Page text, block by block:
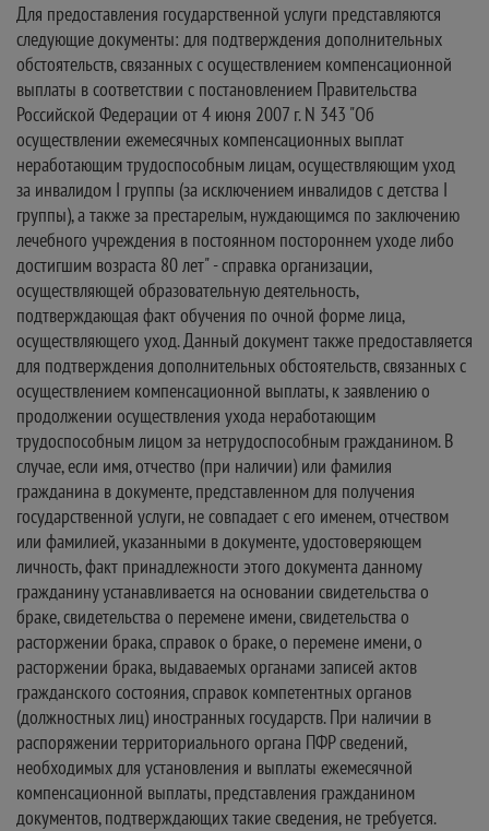
Для предоставления государственной услуги представляются
следующие документы: для подтверждения дополнительных
обстоятельств, связанных с осуществлением компенсационной
выплаты в соответствии с постановлением Правительства
Российской Федерации от 4 июня 2007 г. N 343 "Об
осуществлении ежемесячных компенсационных выплат
неработающим трудоспособным лицам, осуществляющим уход
за инвалидом I группы (за исключением инвалидов с детства I
группы), а также за престарелым, нуждающимся по заключению
лечебного учреждения в постоянном постороннем уходе либо
достигшим возраста 80 лет" - справка организации,
осуществляющей образовательную деятельность,
подтверждающая факт обучения по очной форме лица,
осуществляющего уход. Данный документ также предоставляется
для подтверждения дополнительных обстоятельств, связанных с
осуществлением компенсационной выплаты, к заявлению о
продолжении осуществления ухода неработающим
трудоспособным лицом за нетрудоспособным гражданином. В
случае, если имя, отчество (при наличии) или фамилия
гражданина в документе, представленном для получения
государственной услуги, не совпадает с его именем, отчеством
или фамилией, указанными в документе, удостоверяющем
личность, факт принадлежности этого документа данному
гражданину устанавливается на основании свидетельства о
браке, свидетельства о перемене имени, свидетельства о
расторжении брака, справок о браке, о перемене имени, о
расторжении брака, выдаваемых органами записей актов
гражданского состояния, справок компетентных органов
(должностных лиц) иностранных государств. При наличии в
распоряжении территориального органа ПФР сведений,
необходимых для установления и выплаты ежемесячной
компенсационной выплаты, представления гражданином
документов, подтверждающих такие сведения, не требуется.